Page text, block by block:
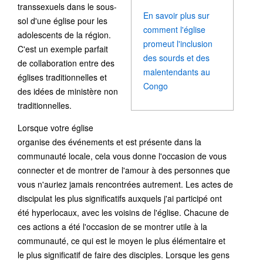
En savoir plus sur
comment l'église
promeut l'inclusion
des sourds et des
malentendants au
Congo
transsexuels dans le sous-
sol d'une église pour les
adolescents de la région.
C'est un exemple parfait
de collaboration entre des
églises traditionnelles et
des idées de ministère non
traditionnelles.
Lorsque votre église
organise des événements et est présente dans la
communauté locale, cela vous donne l'occasion de vous
connecter et de montrer de l'amour à des personnes que
vous n'auriez jamais rencontrées autrement. Les actes de
discipulat les plus significatifs auxquels j'ai participé ont
été hyperlocaux, avec les voisins de l'église. Chacune de
ces actions a été l'occasion de se montrer utile à la
communauté, ce qui est le moyen le plus élémentaire et
le plus significatif de faire des disciples. Lorsque les gens